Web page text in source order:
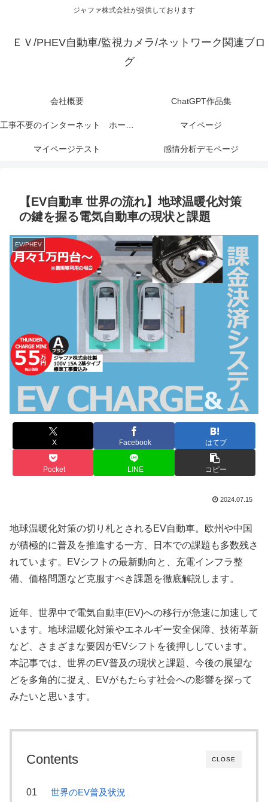
ジャファ株式会社が提供しております
ＥＶ/PHEV自動車/監視カメラ/ネットワーク関連ブロ
グ
会社概要 ChatGPT作品集
工事不要のインターネット ホームルータとは？【広告】 マイページ
マイページテスト 感情分析デモページ
【EV自動車 世界の流れ】地球温暖化対策
の鍵を握る電気自動車の現状と課題
EV/PHEV
X Facebook はてブ
Pocket LINE コピー
2024.07.15
地球温暖化対策の切り札とされるEV自動車。欧州や中国
が積極的に普及を推進する一方、日本での課題も多数残さ
れています。EVシフトの最新動向と、充電インフラ整
備、価格問題など克服すべき課題を徹底解説します。
近年、世界中で電気自動車(EV)への移行が急速に加速して
います。地球温暖化対策やエネルギー安全保障、技術革新
など、さまざまな要因がEVシフトを後押ししています。
本記事では、世界のEV普及の現状と課題、今後の展望な
どを多角的に捉え、EVがもたらす社会への影響を探って
みたいと思います。
CLOSE
Contents
世界のEV普及状況